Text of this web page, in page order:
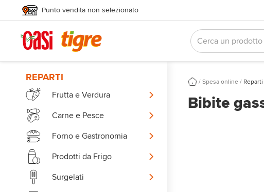
Punto vendita non selezionato
REPARTI
Frutta e Verdura
Carne e Pesce
Forno e Gastronomia
Prodotti da Frigo
Surgelati
/ Spesa online /
Bibite